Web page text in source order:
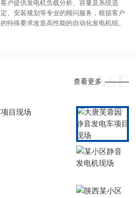
客户提供发电机负载分析、容量及系统选
定、安装规划等专业的顾问服务，根据客户
的特殊要求改造高性能的自动化发电机组。
CASE
查看更多